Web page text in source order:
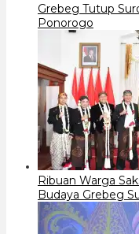
Grebeg Tutup
Ponorogo
Ribuan Warga
Budaya Grebeg